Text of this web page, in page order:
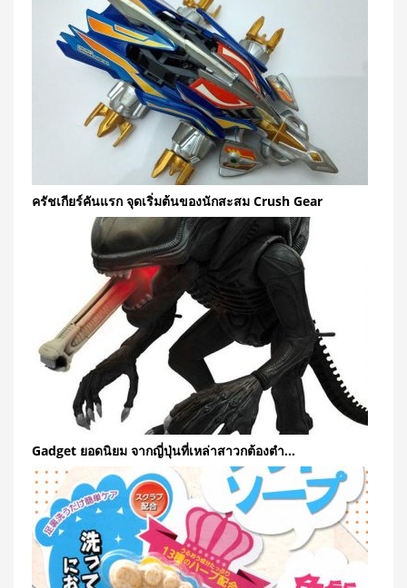
ครัชเกียร์คันแรก จุดเริ่มต้นของนักสะสม Crush Gear
Gadget ยอดนิยม จากญี่ปุ่นที่เหล่าสาวกต้องตำ…